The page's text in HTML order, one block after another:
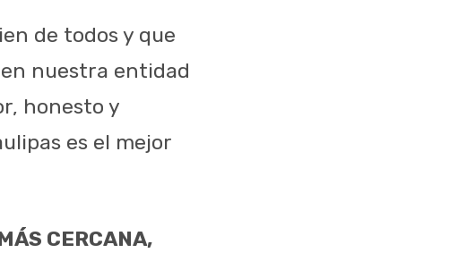
de todos y que
nuestra entidad
honesto y
es el mejor
CERCANA,